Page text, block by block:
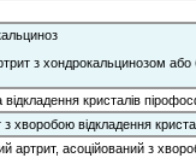
з хондрокальцинозом
кристалів
з хворобою відкладення
артрит, асоційований з